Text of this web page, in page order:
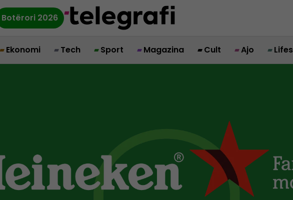
Botërori 2026
Ekonomi Tech Sport Magazina Cult Ajo